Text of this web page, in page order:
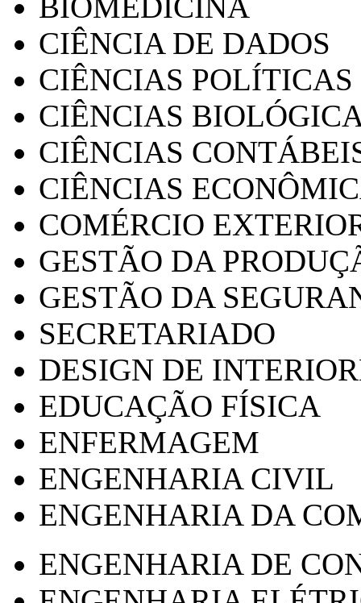
CIÊNCIA DE DADOS
CIÊNCIAS POLÍTICAS
CIÊNCIAS
CIÊNCIAS
CIÊNCIAS
COMÉRCIO
GESTÃO DA
GESTÃO DA
SECRETARIADO
DESIGN DE
EDUCAÇÃO FÍSICA
ENFERMAGEM
ENGENHARIA CIVIL
ENGENHARIA DA
ENGENHARIA DE